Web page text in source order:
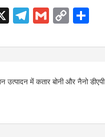
X
T
e
a
G
ail
C
py
n
ar
उत्पादन में कतार बोनी और नैनो डीएपी